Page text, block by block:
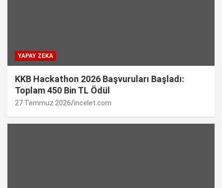
YAPAY ZEKA
KKB Hackathon 2026 Başvuruları Başladı:
Toplam 450 Bin TL Ödül
27 Temmuz 2026 incelet.com